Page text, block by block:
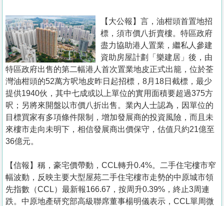
置
業
手
冊
關
於
我
們
【大公報】言， 油柑頭首置地招
標，須市價八折賣樓。特區政府
盡力協助港人置業，繼私人參建
資助房屋計劃「樂建居」後，由
特區政府出售的第二幅港人首次置業地皮正式出籠，位於荃
灣油柑頭的52萬方呎地皮昨日起招標，8月18日截標，最少
提供1940伙，其中七成或以上單位的實用面積要超過375方
呎；另將來開盤以市價八折出售。業內人士認為，因單位的
目標買家有多項條件限制，增加發展商的投資風險，而且未
來樓市走向未明下，相信發展商出價保守，估值只約21億至
36億元。
【信報】稱，豪宅價帶動，CCL轉升0.4%。二手住宅樓市窄
幅波動，反映主要大型屋苑二手住宅樓市走勢的中原城市領
先指數（CCL）最新報166.67，按周升0.39%，終止3周連
跌。中原地產研究部高級聯席董事楊明儀表示，CCL單周微